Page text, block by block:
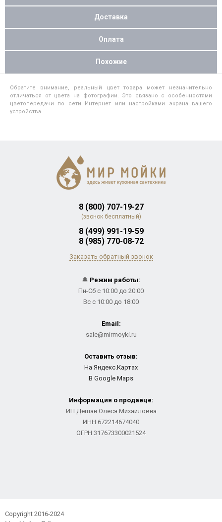
Доставка
Оплата
Похожие
Обратите внимание, реальный цвет товара может незначительно
отличаться от цвета на фотографии. Это связано с особенностями
цветопередачи по сети Интернет или настройками экрана вашего
устройства.
8 (800) 707-19-27
(звонок бесплатный)
8 (499) 991-19-59
8 (985) 770-08-72
Заказать обратный звонок
🔔 Режим работы:
Пн-Сб с 10:00 до 20:00
Вс с 10:00 до 18:00
Email:
sale@mirmoyki.ru
Оставить отзыв:
На Яндекс.Картах
В Google Maps
Информация о продавце:
ИП Дешан Олеся Михайловна
ИНН 672214674040
ОГРН 317673300021524
Copyright 2016-2024